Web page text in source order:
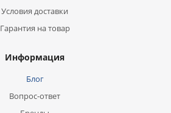
Условия доставки
Гарантия на товар
Информация
Блог
Вопрос-ответ